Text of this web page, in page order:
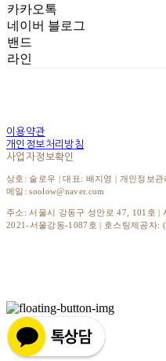
카카오톡
네이버 블로그
밴드
라인
이용약관
개인정보처리방침
사업자정보확인
상호: 술로우 | 대표: 배지영 | 개인정보
메일: soolow@naver.com
주소: 서울시 강동구 성안로 47, 101호 |
2021-서울강동-1087호 | 호스팅제공자: